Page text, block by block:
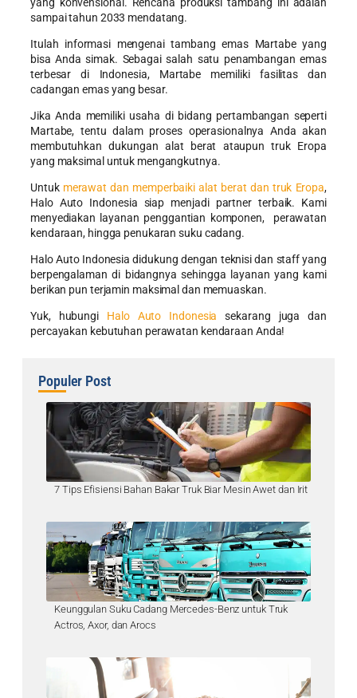
yang konvensional. Rencana produksi tambang ini adalah
sampai tahun 2033 mendatang.
Itulah informasi mengenai tambang emas Martabe yang
bisa Anda simak. Sebagai salah satu penambangan emas
terbesar di Indonesia, Martabe memiliki fasilitas dan
cadangan emas yang besar.
Jika Anda memiliki usaha di bidang pertambangan seperti
Martabe, tentu dalam proses operasionalnya Anda akan
membutuhkan dukungan alat berat ataupun truk Eropa
yang maksimal untuk mengangkutnya.
Untuk merawat dan memperbaiki alat berat dan truk Eropa,
Halo Auto Indonesia siap menjadi partner terbaik. Kami
menyediakan layanan penggantian komponen, perawatan
kendaraan, hingga penukaran suku cadang.
Halo Auto Indonesia didukung dengan teknisi dan staff yang
berpengalaman di bidangnya sehingga layanan yang kami
berikan pun terjamin maksimal dan memuaskan.
Yuk, hubungi Halo Auto Indonesia sekarang juga dan
percayakan kebutuhan perawatan kendaraan Anda!
Populer Post
7 Tips Efisiensi Bahan Bakar Truk Biar Mesin Awet dan Irit
Keunggulan Suku Cadang Mercedes-Benz untuk Truk
Actros, Axor, dan Arocs